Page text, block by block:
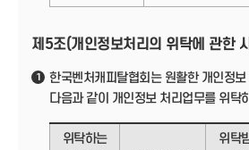
제5조(개인정보처리의 위탁에 관한
1
한국벤처캐피탈협회는 원활한 개인정
다음과 같이 개인정보 처리업무를 위탁
위탁하는
위탁